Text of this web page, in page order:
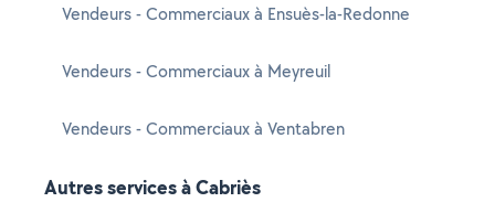
Vendeurs - Commerciaux à Ensuès-la-Redonne
Vendeurs - Commerciaux à Meyreuil
Vendeurs - Commerciaux à Ventabren
Autres services à Cabriès